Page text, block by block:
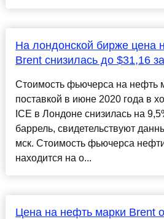
На лондонской бирже цена
Brent снизилась до $31,16
Стоимость фьючерса на нефть
поставкой в июне 2020 года в
ICE в Лондоне снизилась на
баррель, свидетельствуют
мск. Стоимость фьючерса
находится на о...
Цена на нефть марки Brent